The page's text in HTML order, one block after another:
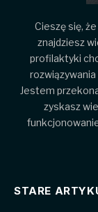
Cieszę się,
znajdziesz
profilaktyki
Jestem
zyskasz
STARE